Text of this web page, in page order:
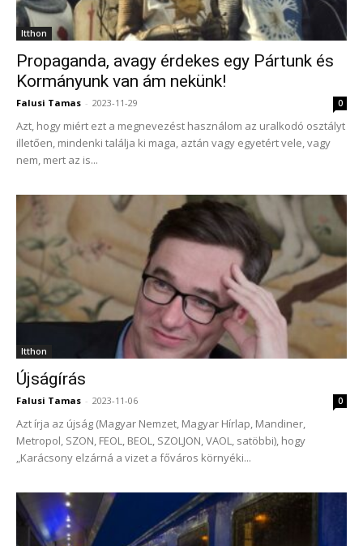
Itthon
Propaganda, avagy érdekes egy Pártunk és
Kormányunk van ám nekünk!
Falusi Tamas - 2023-11-29 0
Azt, hogy miért ezt a megnevezést használom az uralkodó osztályt
illetően, mindenki találja ki maga, aztán vagy egyetért vele, vagy
nem, mert az is...
Itthon
Újságírás
Falusi Tamas - 2023-11-06 0
Azt írja az újság (Magyar Nemzet, Magyar Hírlap, Mandiner,
Metropol, SZON, FEOL, BEOL, SZOLJON, VAOL, satöbbi), hogy
„Karácsony elzárná a vizet a főváros környéki...